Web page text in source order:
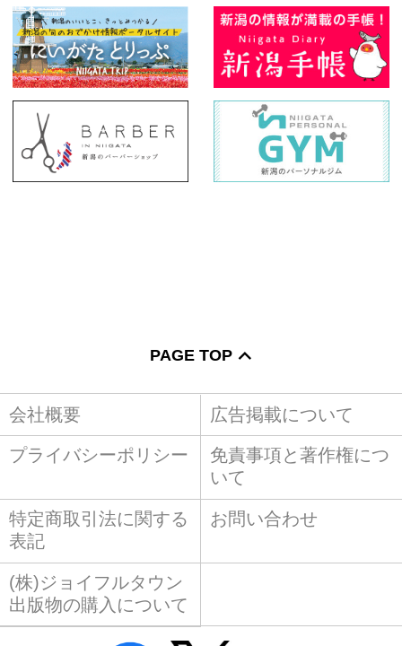
PAGE TOP
会社概要 広告掲載について
プライバシーポリシー
免責事項と著作権につ
いて
特定商取引法に関する
表記
お問い合わせ
(株)ジョイフルタウン
出版物の購入について